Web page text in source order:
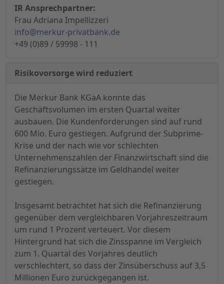
IR Ansprechpartner:
Frau Adriana Impellizzeri
info@merkur-privatbank.de
+49 (0)89 / 59998 - 111
Risikovorsorge wird reduziert
Die Merkur Bank KGaA konnte das
Geschäftsvolumen im ersten Quartal weiter
ausbauen. Die Kundenforderungen sind auf rund
600 Mio. Euro gestiegen. Aufgrund der Subprime-
Krise und der nach wie vor schlechten
Unternehmenszahlen der Finanzwirtschaft sind die
Refinanzierungssätze im Geldhandel weiter
gestiegen.
Insgesamt betrachtet hat sich die Refinanzierung
gegenüber dem vergleichbaren Vorjahreszeitraum
um rund 1 Prozent verteuert. Vor diesem
Hintergrund hat sich die Zinsspanne im Vergleich
zum 1. Quartal des Vorjahres deutlich
verschlechtert, so dass der Zinsüberschuss auf 3,5
Millionen Euro zurückgegangen ist.